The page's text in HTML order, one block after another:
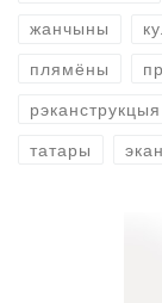
жанчыны
плямёны
рэканструкцыя
татары